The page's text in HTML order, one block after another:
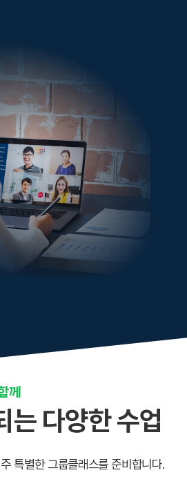
께
는 다양한 수업
특별한 그룹클래스를 준비합니다.